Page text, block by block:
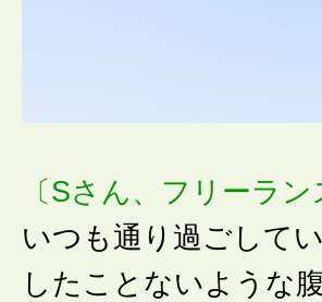
〔Sさん、フリーラ
いつも通り過ごして
したことないような